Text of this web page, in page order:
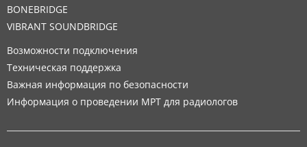
BONEBRIDGE
VIBRANT SOUNDBRIDGE
Возможности подключения
Техническая поддержка
Важная информация по безопасности
Информация о проведении МРТ для радиологов